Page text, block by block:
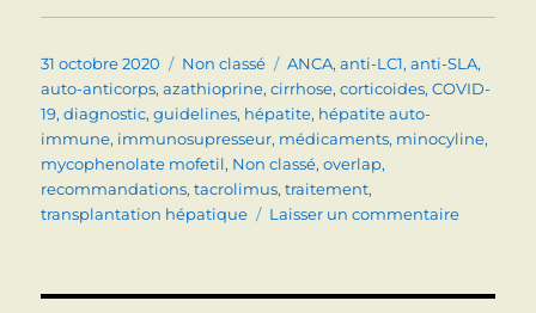
Publié
le
31 octobre 2020 Catégories
Non classé Étiquettes
ANCA,anti-LC1,anti-SLA,
auto-anticorps,azathioprine,cirrhose,corticoides,COVID-
19,diagnostic,guidelines, hépatite, hépatite auto-
immune, immunosupresseur, médicaments, minocyline,
mycophenolate mofetil, Non classé,overlap,
recommandations,tacrolimus,traitement,
transplantation hépatique
Laisser un commentairesur